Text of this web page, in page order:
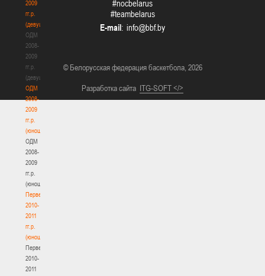
2009
гг.р.
(девушки)
ОДМ
2008-
2009
гг.р.
(девушки)
ОДМ
2008-
2009
гг.р.
(юноши)
ОДМ
2008-
2009
гг.р.
(юноши)
Первенство
2010-
2011
гг.р.
(юноши)
Первенство
2010-
2011
#nocbelarus
#teambelarus
E-mail:
© Белорусская федерация баскетбола, 2026
Разработка сайта ITG-SOFT </>